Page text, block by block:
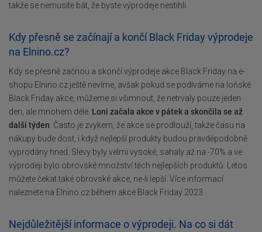
takže se nemusíte bát, že byste výprodeje nestihli.
Kdy přesně se začínají a končí Black Friday výprodeje
na Elnino.cz?
Kdy se přesně začnou a skončí výprodeje akce Black Friday na e-
shopu Elnino.cz ještě nevíme, avšak pokud se podíváme na loňské
Black Friday akce, můžeme si všimnout, že netrvaly pouze jeden
den, ale mnohem déle. Loni začala akce v pátek a skončila se až
další týden . Často je zvykem, že akce se prodlouží, takže času na
nákupy bude dost, i když nejlepší produkty budou pravděpodobně
vyprodány hned. Slevy byly velmi vysoké, sahaly až na -70% a ve
výprodeji bylo obrovské množství těch nejlepších produktů. Letos
můžete čekat také obrovské akce, ne-li lepší. Více informací
naleznete na Elnino.cz během akce Black Friday 2023.
Nejdůležitější informace o výprodeji. Na co si dát